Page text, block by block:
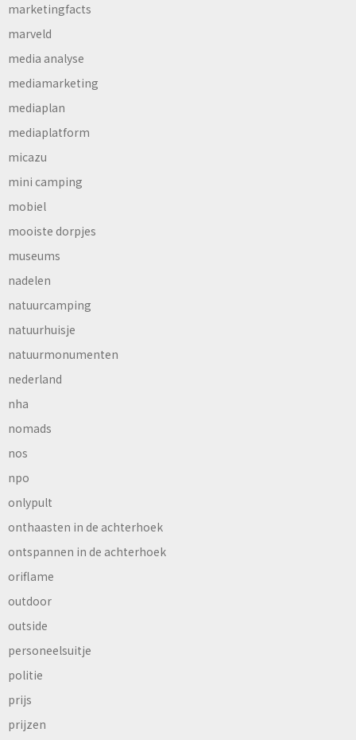
marketingfacts
marveld
media analyse
mediamarketing
mediaplan
mediaplatform
micazu
mini camping
mobiel
mooiste dorpjes
museums
nadelen
natuurcamping
natuurhuisje
natuurmonumenten
nederland
nha
nomads
nos
npo
onlypult
onthaasten in de achterhoek
ontspannen in de achterhoek
oriflame
outdoor
outside
personeelsuitje
politie
prijs
prijzen